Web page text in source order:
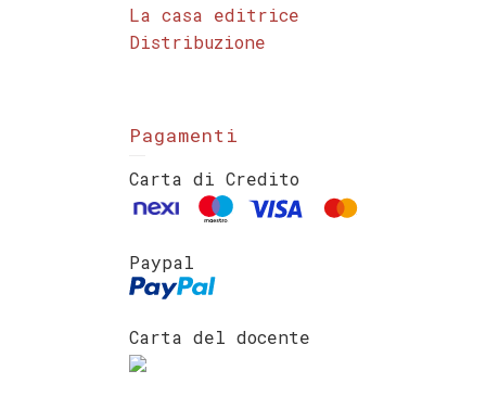
La casa editrice
Distribuzione
Pagamenti
Carta di Credito
Paypal
Carta del docente